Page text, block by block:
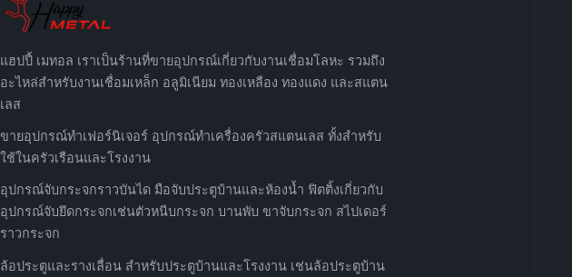
แฮปปี้ เมทอล เราเป็นร้านที่ขายอุปกรณ์เกี่ยวกับงานเชื่อมโลหะ รวมถึง
อะไหล่สำหรับงานเชื่อมเหล็ก อลูมิเนียม ทองเหลือง ทองแดง และสแตน
เลส
ขายอุปกรณ์ทำเฟอร์นิเจอร์ อุปกรณ์ทำเครื่องครัวสแตนเลส ทั้งสำหรับ
ใช้ในครัวเรือนและโรงงาน
อุปกรณ์จับกระจกราวบันได มือจับประตูบ้านและห้องน้ำ ฟิตติ้งเกี่ยวกับ
อุปกรณ์จับยึดกระจกเช่นตัวหนีบกระจก บานพับ ขาจับกระจก สไปเดอร์
ราวกระจก
ล้อประตูและรางเลื่อน สำหรับประตูบ้านและโรงงาน เช่นล้อประตูบ้าน